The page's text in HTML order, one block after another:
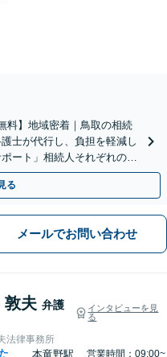
料】地域密着｜鳥取の相続
士が代行し、負担を軽減し
ート」相続人それぞれの立
す。
る
メールでお問い合わせ
敦夫 弁護
インタビューを見
る
法律事務所
本竜野駅 営業時間：09:00~